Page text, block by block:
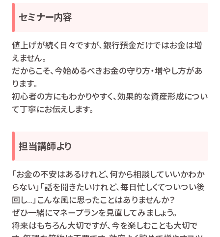
セミナー内容
値上げが続く日々ですが、銀行預金だけではお金は増
えません。
だからこそ、今始めるべきお金の守り方・増やし方があ
ります。
初心者の方にもわかりやすく、効果的な資産形成につい
て丁寧にお伝えします。
担当講師より
「お金の不安はあるけれど、何から相談していいかわか
らない」「話を聞きたいけれど、毎日忙しくてついつい後
回し…」こんな風に思ったことはありませんか？
ぜひ一緒にマネープランを見直してみましょう。
将来はもちろん大切ですが、今を楽しむことも大切で